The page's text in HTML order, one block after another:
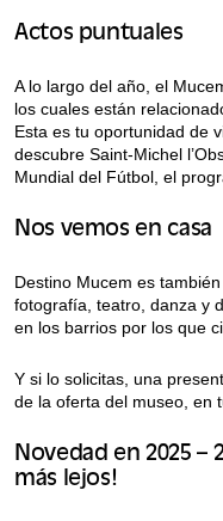
Actos puntuales
A lo largo del año, el
los cuales están
Esta es tu oportunidad de
descubre Saint-Michel
Mundial del Fútbol, el
Nos vemos en casa
Destino Mucem es
fotografía, teatro, danza y
en los barrios por los que
Y si lo solicitas, una
de la oferta del museo, en
Novedad en 2025 –
más lejos!